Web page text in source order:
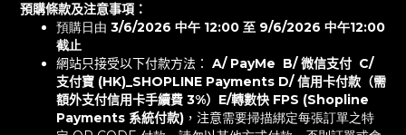
預購條款及注意事項：
預購日由 3/6/2026 中午 12:00 至 9/6/2026 中午12:00
截止
網站只接受以下付款方法： A/ PayMe B/ 微信支付 C/
支付寶 (HK)_SHOPLINE Payments D/ 信用卡付款（需
額外支付信用卡手續費 3%）E/轉數快 FPS (Shopline
Payments 系統付款) ，注意需要掃描綁定每張訂單之特